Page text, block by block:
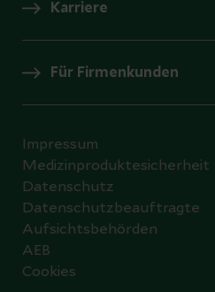
Karriere
Für Firmenkunden
Impressum
Medizinproduktesicherheit
Datenschutz
Datenschutzbeauftragte
Aufsichtsbehörden
AEB
Cookies